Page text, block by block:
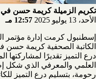
تكريم الزميلة كريمة حسن
الأحد، 13 يوليو 2025
12:57 مـ
إسطنبول كرمت إدارة مؤتمر
الكاتبة الصحفية كريمة حسن
درع التميز تقديرًا لمشاركتها
العلمي والمعرفي الذي شكل
رحومة، بتسليم درع التميز